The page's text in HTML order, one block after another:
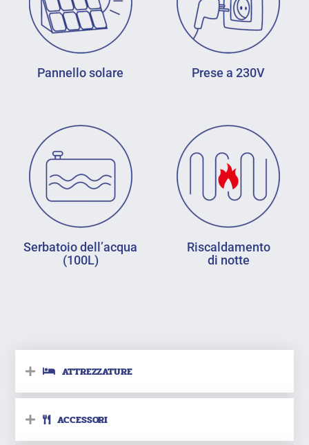
Pannello solare Prese a 230V
Serbatoio dell’acqua
(100L)
Riscaldamento
di notte
ATTREZZATURE
ACCESSORI